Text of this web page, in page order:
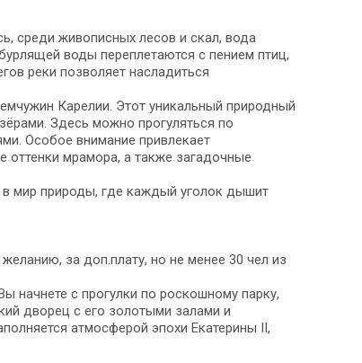
среди живописных лесов и скал, вода
воды переплетаются с пением птиц,
реки позволяет насладиться
Карелии. Этот уникальный природный
Здесь можно прогуляться по
Особое внимание привлекает
оттенки мрамора, а также загадочные
в мир природы, где каждый уголок дышит
за доп.плату, но не менее 30 чел из
начнете с прогулки по роскошному парку,
дворец с его золотыми залами и
атмосферой эпохи Екатерины II,